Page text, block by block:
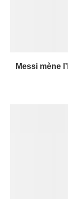
Messi mène